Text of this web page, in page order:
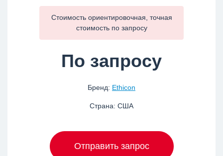
Стоимость ориентировочная, точная
стоимость по запросу
По запросу
Бренд: Ethicon
Страна: США
Отправить запрос